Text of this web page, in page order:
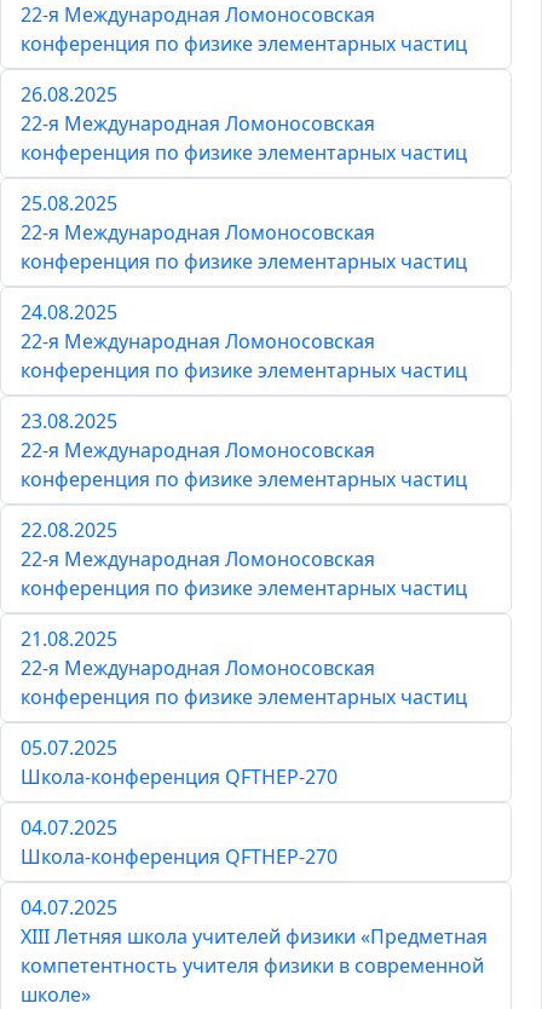
22-я Международная Ломоносовская
конференция по физике элементарных частиц
26.08.2025
22-я Международная Ломоносовская
конференция по физике элементарных частиц
25.08.2025
22-я Международная Ломоносовская
конференция по физике элементарных частиц
24.08.2025
22-я Международная Ломоносовская
конференция по физике элементарных частиц
23.08.2025
22-я Международная Ломоносовская
конференция по физике элементарных частиц
22.08.2025
22-я Международная Ломоносовская
конференция по физике элементарных частиц
21.08.2025
22-я Международная Ломоносовская
конференция по физике элементарных частиц
05.07.2025
Школа-конференция QFTHEP-270
04.07.2025
Школа-конференция QFTHEP-270
04.07.2025
XIII Летняя школа учителей физики «Предметная
компетентность учителя физики в современной
школе»